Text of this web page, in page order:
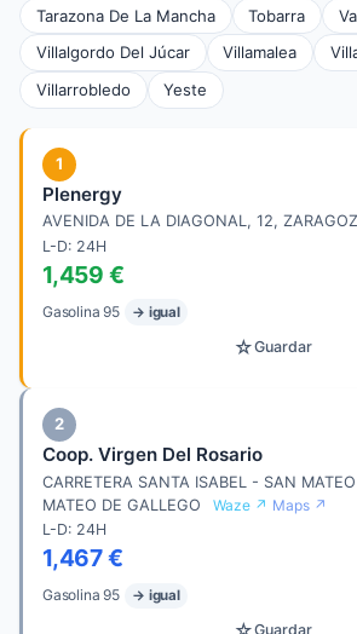
Tarazona De La Mancha
Tobarra
Villalgordo Del Júcar
Villamalea
Villarrobledo
Yeste
1
Plenergy
AVENIDA DE LA DIAGONAL, 12,
L-D: 24H
1,459 €
Gasolina 95 → igual
☆Guardar
2
Coop. Virgen Del Rosario
CARRETERA SANTA ISABEL - SAN
MATEO DE GALLEGO
Waze ↗ Maps ↗
L-D: 24H
1,467 €
Gasolina 95 → igual
Guardar